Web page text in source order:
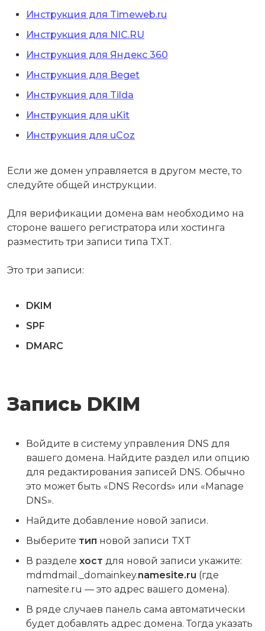
Инструкция для Timeweb.ru
Инструкция для NIC.RU
Инструкция для Яндекс 360
Инструкция для Beget
Инструкция для Tilda
Инструкция для uKit
Инструкция для uCoz
Если же домен управляется в другом месте, то
следуйте общей инструкции.
Для верификации домена вам необходимо на
стороне вашего регистратора или хостинга
разместить три записи типа TXT.
Это три записи:
DKIM
SPF
DMARC
Запись DKIM
Войдите в систему управления DNS для
вашего домена. Найдите раздел или опцию
для редактирования записей DNS. Обычно
это может быть «DNS Records» или «Manage
DNS».
Найдите добавление новой записи.
Выберите тип новой записи TXT
В разделе хост для новой записи укажите:
mdmdmail._domainkey.namesite.ru (где
namesite.ru — это адрес вашего домена).
В ряде случаев панель сама автоматически
будет добавлять адрес домена. Тогда указать